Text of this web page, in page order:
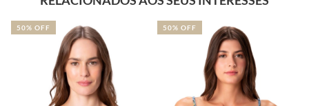
50% OFF 50% OFF